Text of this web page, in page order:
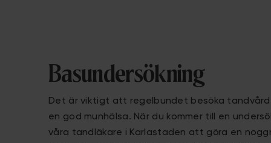
Basundersökning
Det är viktigt att regelbundet besöka
en god munhälsa. När du kommer till en
våra tandläkare i Karlastaden att göra en